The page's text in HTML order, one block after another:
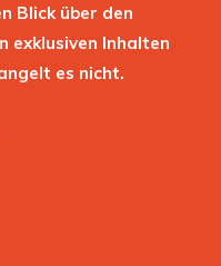
Blick über den
exklusiven Inhalten
es nicht.